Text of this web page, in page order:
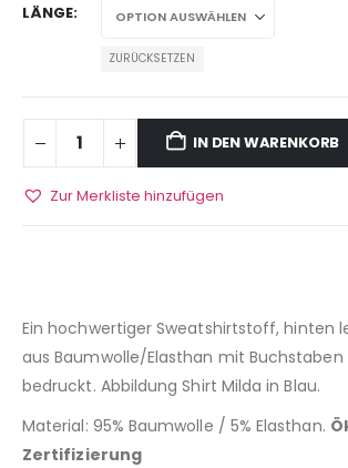
LÄNGE
ZURÜCKSETZEN
IN DEN WARENKORB
Zur Merkliste hinzufügen
Ein hochwertiger Sweatshirtstoff, hinten
aus Baumwolle/Elasthan mit Buchstaben
bedruckt. Abbildung Shirt Milda in Blau.
Material: 95% Baumwolle / 5% Elasthan.
Zertifizierung